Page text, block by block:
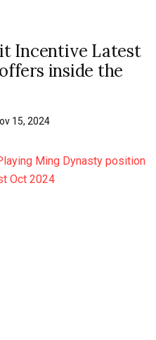
Incentive Latest
inside the
15, 2024